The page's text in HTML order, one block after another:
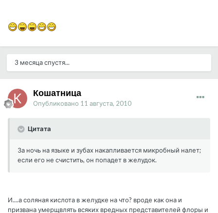
3 месяца спустя...
Кошатница
Опубликовано 11 августа, 2010
Цитата
За ночь на языке и зубах накапливается микробный налет;
если его не счистить, он попадет в желудок.
И....а соляная кислота в желудке на что? вроде как она и
призвана умерщвлять всяких вредных представителей флоры и